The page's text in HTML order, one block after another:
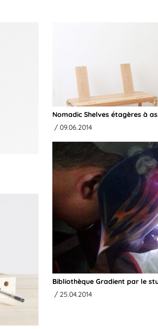
Nomadic Shelves étagères à
/ 09.06.2014
Bibliothèque Gradient par le
/ 25.04.2014